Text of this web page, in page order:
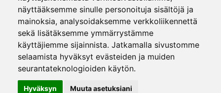
näyttääksemme sinulle personoituja sisältöjä ja
mainoksia, analysoidaksemme verkkoliikennettä
sekä lisätäksemme ymmärrystämme
käyttäjiemme sijainnista. Jatkamalla sivustomme
selaamista hyväksyt evästeiden ja muiden
seurantateknologioiden käytön.
Hyväksyn Muuta asetuksiani